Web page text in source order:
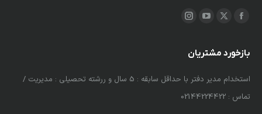
ما را دنبال کنید در:
فیسبوک
کردن
در
پنجره
X
کردن
در
پنجره
یوتیوب
کردن
در
پنجره
اینستاگرام
کردن
در
پنجره
بازخورد مشتریان
استخدام مدیر دفتر با حداقل سابقه : 5 سال و ررشته تحصیلی : مدیریت /
تماس : 02144224422